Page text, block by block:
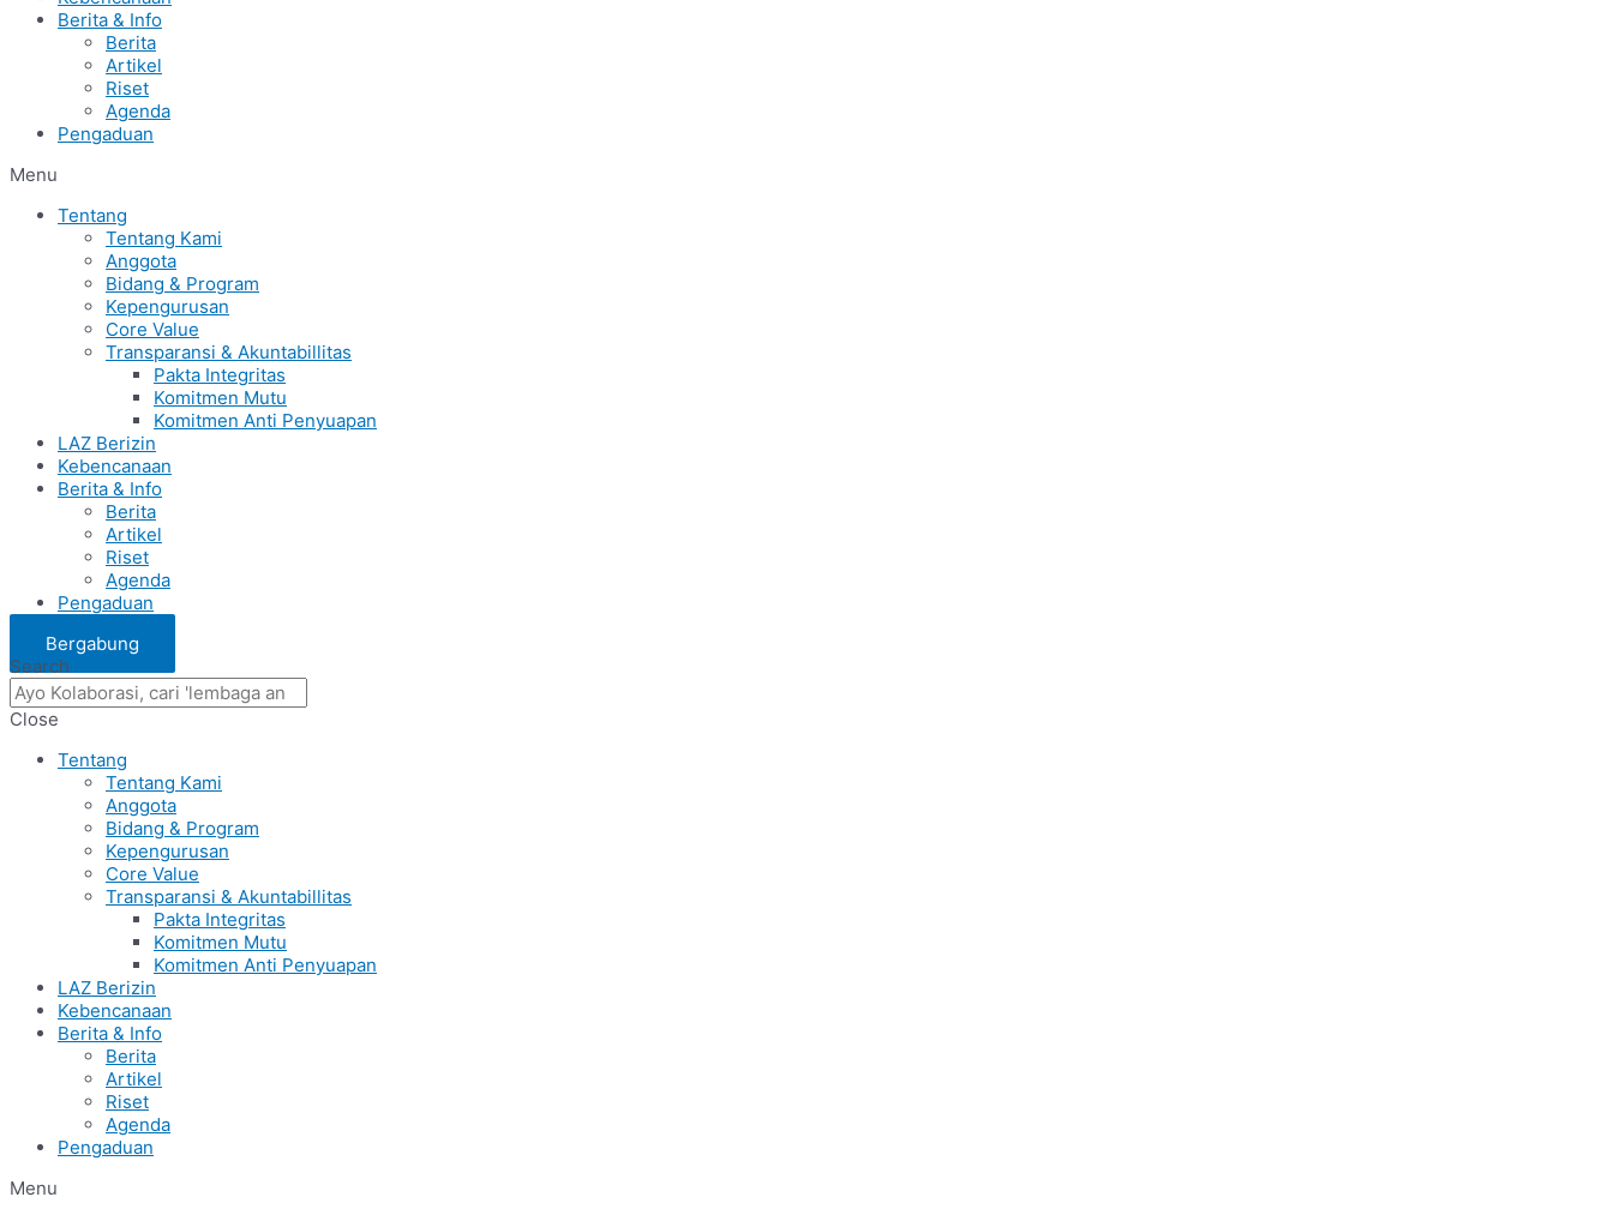
Berita & Info
Berita
Artikel
Riset
Agenda
Pengaduan
Menu
Tentang
Tentang Kami
Anggota
Bidang & Program
Kepengurusan
Core Value
Transparansi & Akuntabillitas
Pakta Integritas
Komitmen Mutu
Komitmen Anti Penyuapan
LAZ Berizin
Kebencanaan
Berita & Info
Berita
Artikel
Riset
Agenda
Pengaduan
Bergabung
Search
Close
Tentang
Tentang Kami
Anggota
Bidang & Program
Kepengurusan
Core Value
Transparansi & Akuntabillitas
Pakta Integritas
Komitmen Mutu
Komitmen Anti Penyuapan
LAZ Berizin
Kebencanaan
Berita & Info
Berita
Artikel
Riset
Agenda
Pengaduan
Menu